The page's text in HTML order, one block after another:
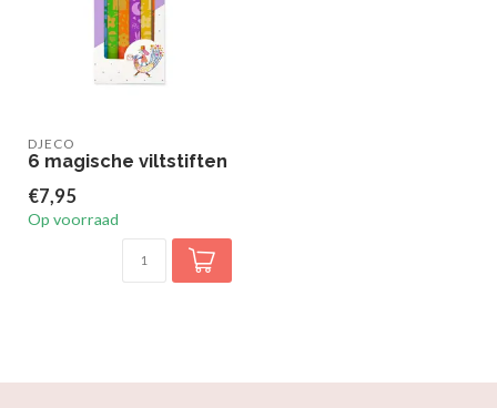
DJECO
6 magische viltstiften
€7,95
Op voorraad